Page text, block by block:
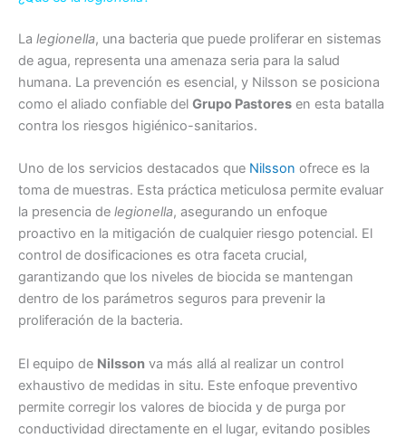
La legionella, una bacteria que puede proliferar en sistemas
de agua, representa una amenaza seria para la salud
humana. La prevención es esencial, y Nilsson se posiciona
como el aliado confiable del Grupo Pastores en esta batalla
contra los riesgos higiénico-sanitarios.
Uno de los servicios destacados que Nilsson ofrece es la
toma de muestras. Esta práctica meticulosa permite evaluar
la presencia de legionella, asegurando un enfoque
proactivo en la mitigación de cualquier riesgo potencial. El
control de dosificaciones es otra faceta crucial,
garantizando que los niveles de biocida se mantengan
dentro de los parámetros seguros para prevenir la
proliferación de la bacteria.
El equipo de Nilsson va más allá al realizar un control
exhaustivo de medidas in situ. Este enfoque preventivo
permite corregir los valores de biocida y de purga por
conductividad directamente en el lugar, evitando posibles